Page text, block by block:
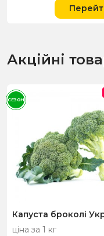
Акційні
Капуста броколі
ціна за 1 кг
СЕЗОН